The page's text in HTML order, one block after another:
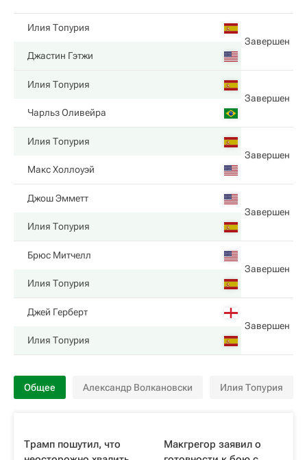
Илия Топурия
Завершен
Джастин Гэтжи
Илия Топурия
Завершен
Чарльз Оливейра
Илия Топурия
Завершен
Макс Холлоуэй
Джош Эмметт
Завершен
Илия Топурия
Брюс Митчелл
Завершен
Илия Топурия
Джей Герберт
Завершен
Илия Топурия
Общее Александр Волкановски Илия Топурия
Трамп пошутил, что
Макгрегор заявил о